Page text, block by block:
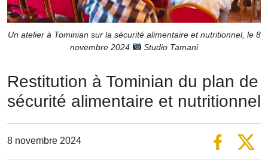
Un atelier à Tominian sur la sécurité alimentaire et nutritionnel, le 8
novembre 2024
Studio Tamani
Restitution à Tominian du plan de
sécurité alimentaire et nutritionnel
8 novembre 2024